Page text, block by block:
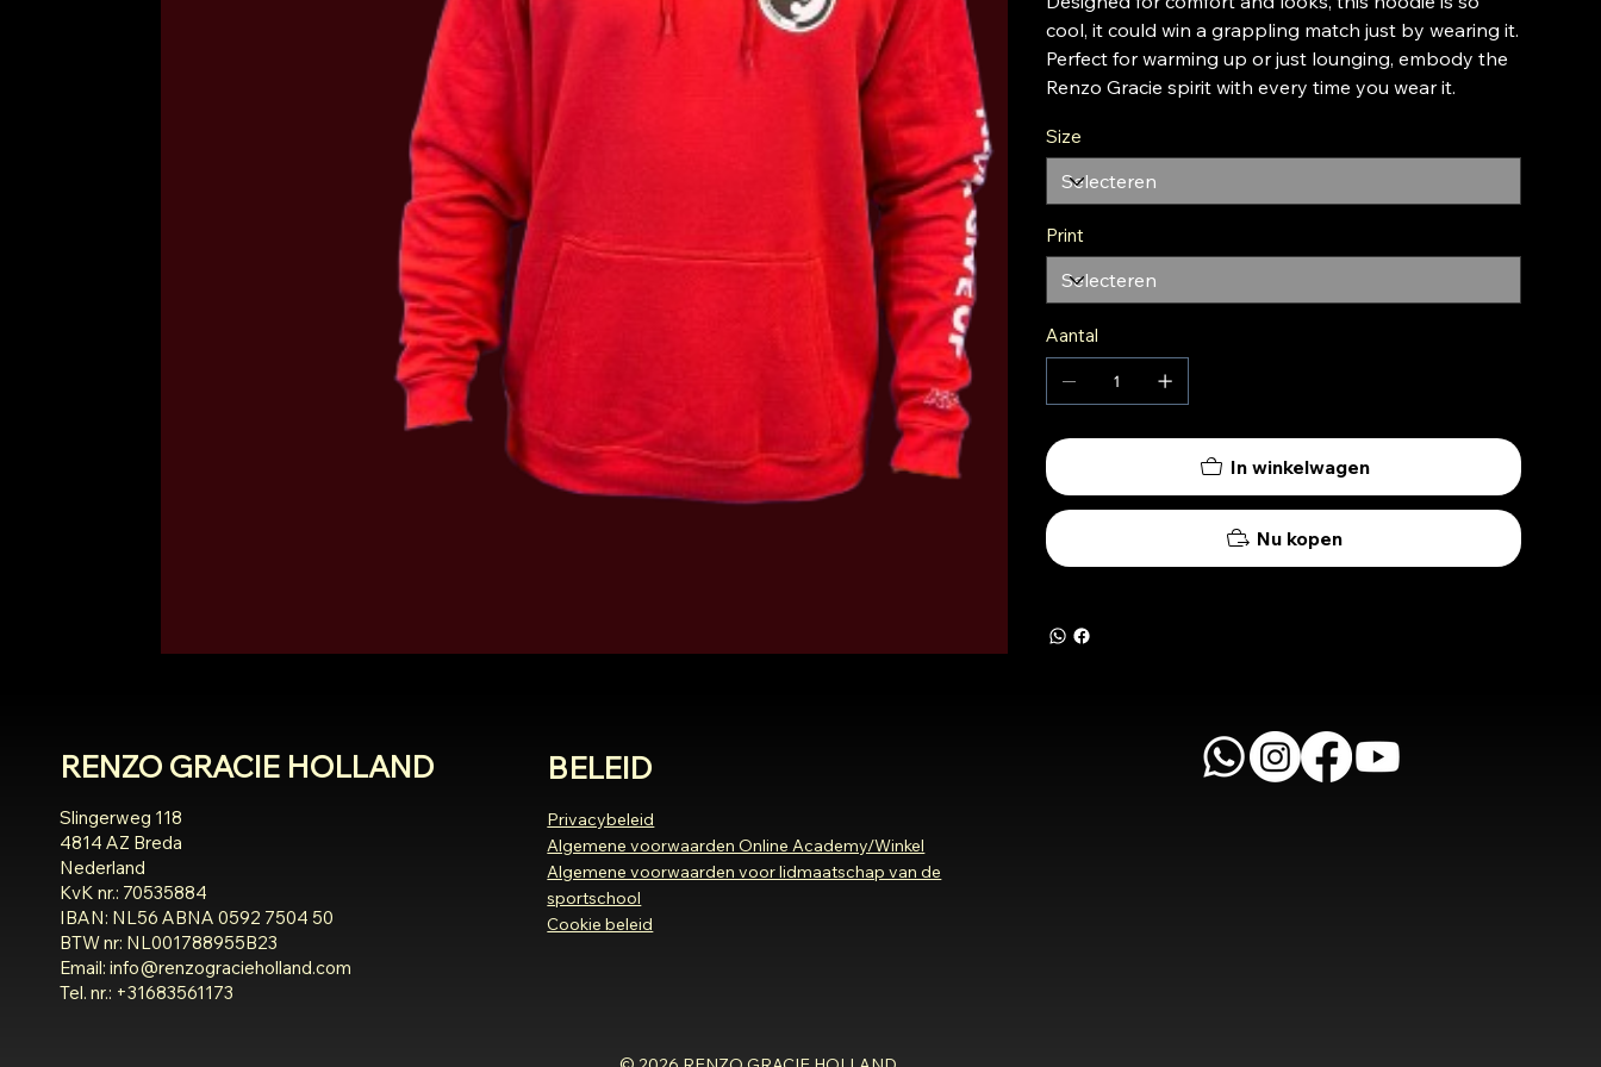
cool, it could win a grappling match just by wearing it.
Perfect for warming up or just lounging, embody the
Renzo Gracie spirit with every time you wear it.
Size
Print
Aantal
In winkelwagen
Nu kopen
RENZO GRACIE HOLLAND
Slingerweg 118
4814 AZ Breda
Nederland
KvK nr.: 70535884
IBAN: NL56 ABNA 0592 7504 50
BTW nr: NL001788955B23
Email: info@renzogracieholland.com
Tel. nr.: +31683561173
BELEID
Privacybeleid
Algemene voorwaarden Online Academy/Winkel
Algemene voorwaarden voor lidmaatschap van de
sportschool
Cookie beleid